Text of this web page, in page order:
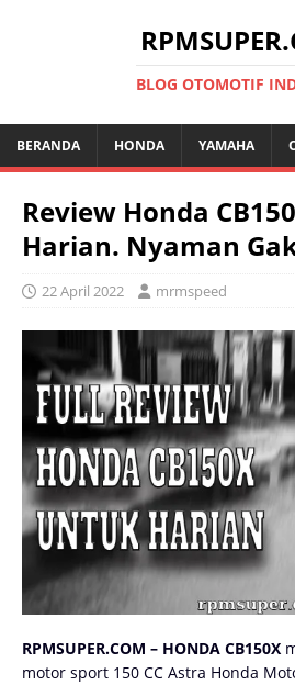
BLOG OTOMOTIF
BERANDA HONDA YAMAHA
Review Honda
Harian. Nyaman
22 April 2022 mrmspeed
RPMSUPER.COM – HONDA CB150X
motor sport 150 CC Astra Honda